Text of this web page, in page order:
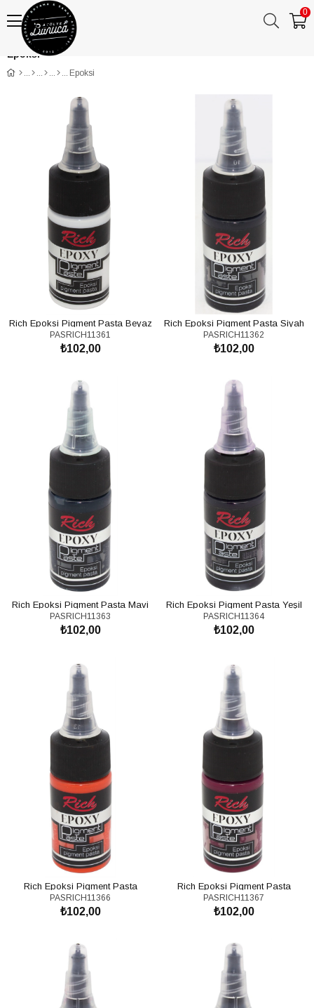
0
Anasayfa BANUCA PAPER ART
Epoksi
Epoksi
Rich Epoksi Pigment Pasta Beyaz
11361 \ 20cc
PASRICH11361
₺102,00
Rich Epoksi Pigment Pasta Siyah
11362 \ 20cc
PASRICH11362
₺102,00
Rich Epoksi Pigment Pasta Mavi
11363 \ 20cc
PASRICH11363
₺102,00
Rich Epoksi Pigment Pasta Yeşil
11364 \ 20cc
PASRICH11364
₺102,00
Rich Epoksi Pigment Pasta
Turuncu 11366 \ 20cc
PASRICH11366
₺102,00
Rich Epoksi Pigment Pasta
Magenta 11367 \ 20cc
PASRICH11367
₺102,00